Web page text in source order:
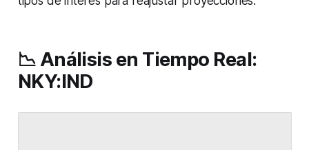
📉 Análisis en Tiempo Real:
NKY:IND